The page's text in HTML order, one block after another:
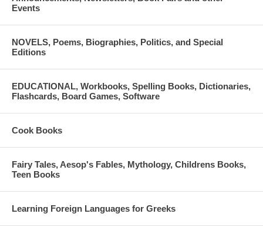
Events
NOVELS, Poems, Biographies, Politics, and Special
Editions
EDUCATIONAL, Workbooks, Spelling Books, Dictionaries,
Flashcards, Board Games, Software
Cook Books
Fairy Tales, Aesop's Fables, Mythology, Childrens Books,
Teen Books
Learning Foreign Languages for Greeks